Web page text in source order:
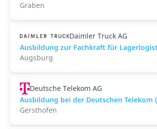
Graben
Daimler Truck AG
Ausbildung zur Fachkraft für
Augsburg
Deutsche Telekom AG
Ausbildung bei der Deutschen Telekom
Gersthofen